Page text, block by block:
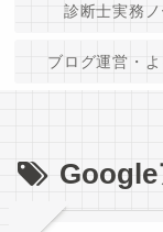
診断士実務ノ
ブログ運営・よ